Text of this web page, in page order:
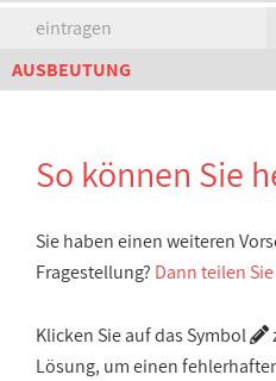
eintragen
AUSBEUTUNG
So können Sie
Sie haben einen weiteren
Fragestellung? Dann teilen
Klicken Sie auf das Symbol
Lösung, um einen